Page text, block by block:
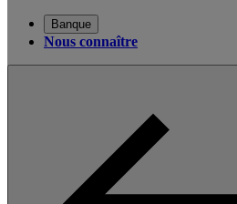
Banque
Nous connaître